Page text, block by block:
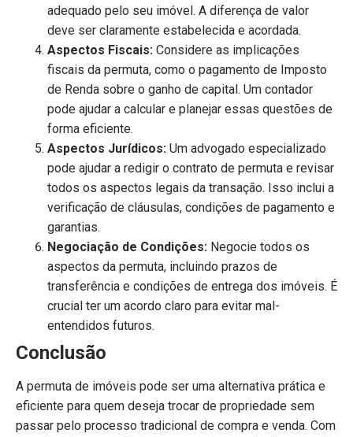
adequado pelo seu imóvel. A diferença de valor
deve ser claramente estabelecida e acordada.
Aspectos Fiscais: Considere as implicações
fiscais da permuta, como o pagamento de Imposto
de Renda sobre o ganho de capital. Um contador
pode ajudar a calcular e planejar essas questões de
forma eficiente.
Aspectos Jurídicos: Um advogado especializado
pode ajudar a redigir o contrato de permuta e revisar
todos os aspectos legais da transação. Isso inclui a
verificação de cláusulas, condições de pagamento e
garantias.
Negociação de Condições: Negocie todos os
aspectos da permuta, incluindo prazos de
transferência e condições de entrega dos imóveis. É
crucial ter um acordo claro para evitar mal-
entendidos futuros.
Conclusão
A permuta de imóveis pode ser uma alternativa prática e
eficiente para quem deseja trocar de propriedade sem
passar pelo processo tradicional de compra e venda. Com